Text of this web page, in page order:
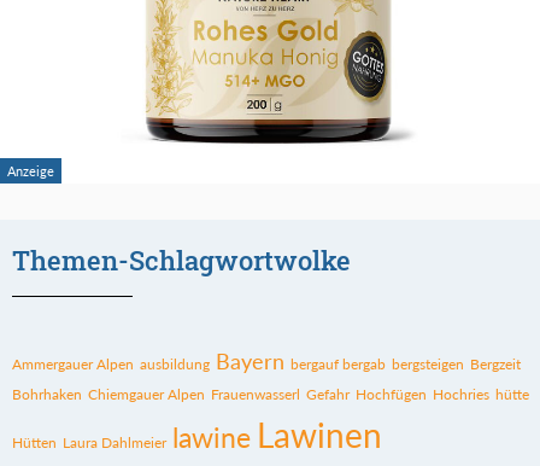
Themen-Schlagwortwolke
Ammergauer Alpen ausbildung Bayern bergauf bergab bergsteigen Bergzeit
Bohrhaken Chiemgauer Alpen Frauenwasserl Gefahr Hochfügen Hochries hütte
Hütten Laura Dahlmeier lawine Lawinen